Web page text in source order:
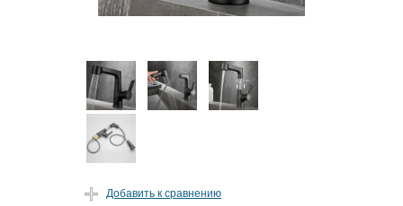
Добавить к сравнению